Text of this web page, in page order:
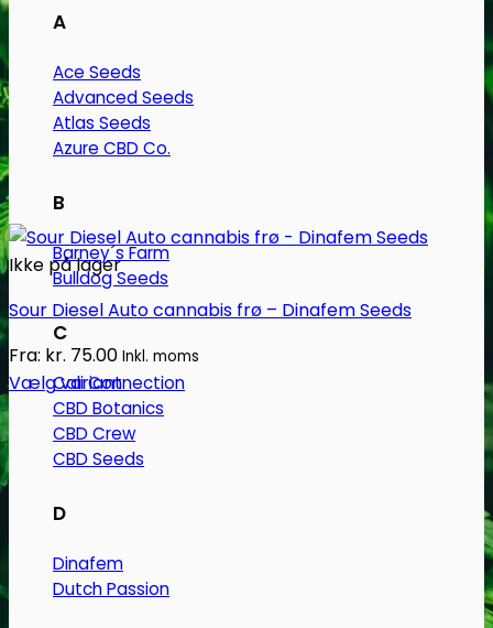
A
Ace Seeds
Advanced Seeds
Atlas Seeds
Azure CBD Co.
B
Barney´s Farm
Bulldog Seeds
C
Cali Connection
CBD Botanics
CBD Crew
CBD Seeds
D
Dinafem
Dutch Passion
Ikke på lager
Sour Diesel Auto cannabis frø – Dinafem Seeds
Fra: kr. 75.00 Inkl. moms
Vælg variant
Dette
vare
har
flere
varianter.
vælges